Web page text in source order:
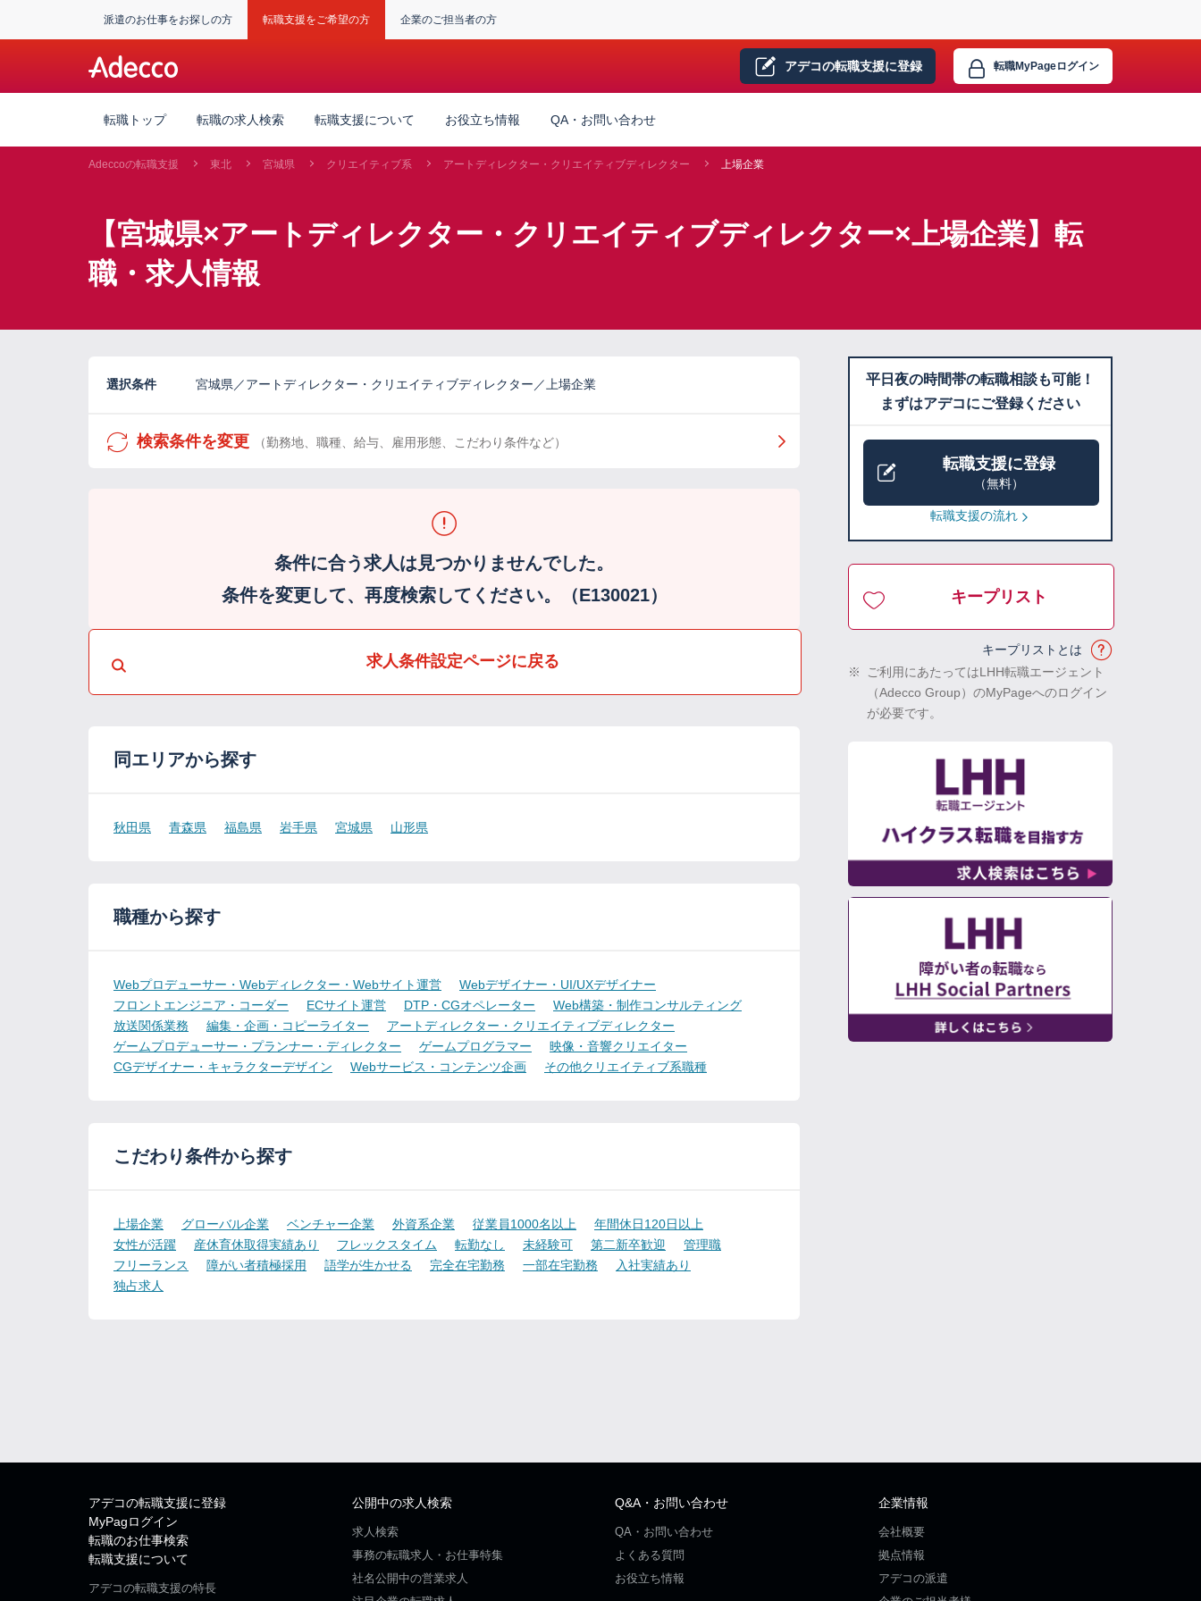
派遣のお仕事をお探しの方 転職支援をご希望の方 企業のご担当者の方
アデコの転職支援に登録 転職MyPageログイン
転職トップ 転職の求人検索 転職支援について お役立ち情報 QA・お問い合わせ
Adeccoの転職支援 東北 宮城県 クリエイティブ系 アートディレクター・クリエイティブディレクター 上場企業
【宮城県×アートディレクター・クリエイティブディレクター×上場企業】転
職・求人情報
選択条件 宮城県／アートディレクター・クリエイティブディレクター／上場企業
検索条件を変更 （勤務地、職種、給与、雇用形態、こだわり条件など）
条件に合う求人は見つかりませんでした。
条件を変更して、再度検索してください。（E130021）
求人条件設定ページに戻る
同エリアから探す
秋田県 青森県 福島県 岩手県 宮城県 山形県
職種から探す
Webプロデューサー・Webディレクター・Webサイト運営
Webデザイナー・UI/UXデザイナー
フロントエンジニア・コーダー
ECサイト運営 DTP・CGオペレーター
Web構築・制作コンサルティング
放送関係業務
編集・企画・コピーライター
アートディレクター・クリエイティブディレクター
ゲームプロデューサー・プランナー・ディレクター
ゲームプログラマー
映像・音響クリエイター
CGデザイナー・キャラクターデザイン
Webサービス・コンテンツ企画 その他クリエイティブ系職種
こだわり条件から探す
上場企業 グローバル企業 ベンチャー企業 外資系企業 従業員1000名以上
年間休日120日以上
女性が活躍
産休育休取得実績あり フレックスタイム 転勤なし 未経験可 第二新卒歓迎
管理職
フリーランス
障がい者積極採用 語学が生かせる 完全在宅勤務 一部在宅勤務
入社実績あり
独占求人
平日夜の時間帯の転職相談も可能！
まずはアデコにご登録ください
転職支援に登録
（無料）
転職支援の流れ
キープリスト
キープリストとは
※
ご利用にあたってはLHH転職エージェント
（Adecco Group）のMyPageへのログイン
が必要です。
アデコの転職支援に登録
MyPagログイン
転職のお仕事検索
転職支援について
アデコの転職支援の特長
公開中の求人検索
求人検索
事務の転職求人・お仕事特集
社名公開中の営業求人
Q&A・お問い合わせ
QA・お問い合わせ
よくある質問
お役立ち情報
企業情報
会社概要
拠点情報
アデコの派遣